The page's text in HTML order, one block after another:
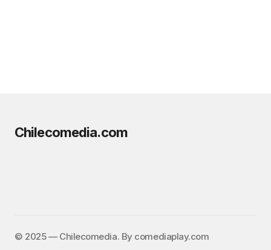
Chilecomedia.com
©️ 2025 — Chilecomedia. By comediaplay.com